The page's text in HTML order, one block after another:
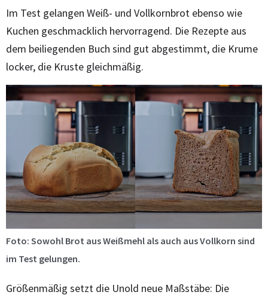
Im Test gelangen Weiß- und Vollkornbrot ebenso wie
Kuchen geschmacklich hervorragend. Die Rezepte aus
dem beiliegenden Buch sind gut abgestimmt, die Krume
locker, die Kruste gleichmäßig.
Foto: Sowohl Brot aus Weißmehl als auch aus Vollkorn sind
im Test gelungen.
Größenmäßig setzt die Unold neue Maßstäbe: Die